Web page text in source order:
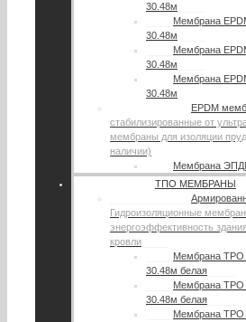
30.48м
Мембрана
30.48м
Мембрана
30.48м
Мембрана
30.48м
EPDM
стабилизированные от
мембраны для изоляции
наличии)
Мембрана
ТПО МЕМБРАНЫ
Гидроизоляционные
энергоэффективность
кровли
Мембрана
30.48м белая
Мембрана
30.48м белая
Мембрана